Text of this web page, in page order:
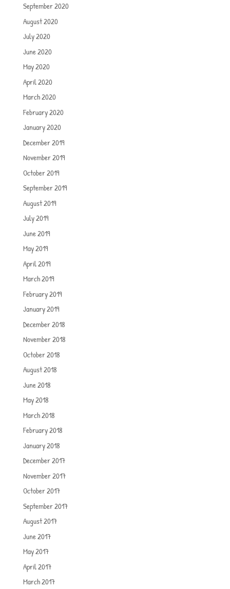
September 2020
August 2020
July 2020
June 2020
May 2020
April 2020
March 2020
February 2020
January 2020
December 2019
November 2019
October 2019
September 2019
August 2019
July 2019
June 2019
May 2019
April 2019
March 2019
February 2019
January 2019
December 2018
November 2018
October 2018
August 2018
June 2018
May 2018
March 2018
February 2018
January 2018
December 2017
November 2017
October 2017
September 2017
August 2017
June 2017
May 2017
April 2017
March 2017